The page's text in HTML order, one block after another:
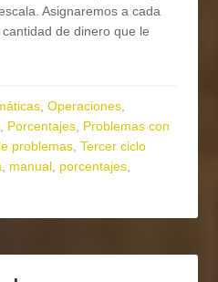
Asignaremos a cada
de dinero que le
,Operaciones,
, Porcentajes, Problemas con
problemas,Tercer ciclo
, manual, porcentajes,